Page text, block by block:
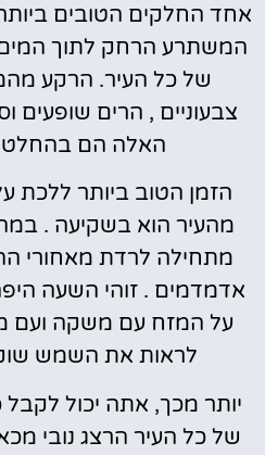
אחד החלקים הטובים
המשתרע הרחק לתוך המים
של כל העיר. הרקע
צבעוניים , הרים שופעים
האלה הם בהחלט
הזמן הטוב ביותר ללכת
מהעיר הוא בשקיעה .
מתחילה לרדת מאחורי
אדמדמים . זוהי השעה
על המזח עם משקה ועם
לראות את השמש
יותר מכך, אתה יכול
של כל העיר הרצג נובי